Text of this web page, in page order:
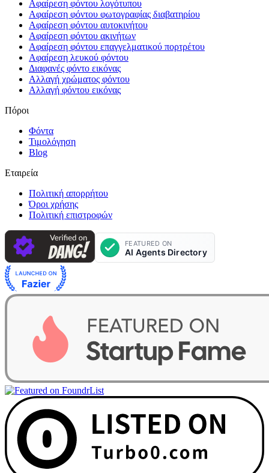
Αφαίρεση φόντου λογότυπου
Αφαίρεση φόντου φωτογραφίας διαβατηρίου
Αφαίρεση φόντου αυτοκινήτου
Αφαίρεση φόντου ακινήτων
Αφαίρεση φόντου επαγγελματικού πορτρέτου
Αφαίρεση λευκού φόντου
Διαφανές φόντο εικόνας
Αλλαγή χρώματος φόντου
Αλλαγή φόντου εικόνας
Πόροι
Φόντα
Τιμολόγηση
Blog
Εταιρεία
Πολιτική απορρήτου
Όροι χρήσης
Πολιτική επιστροφών